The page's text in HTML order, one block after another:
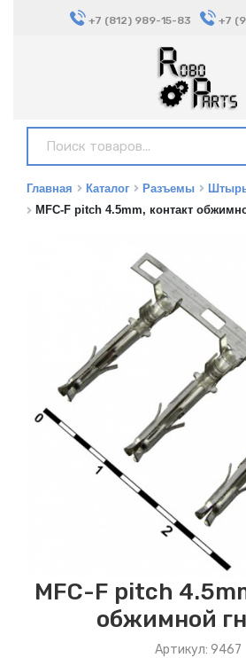
+7 (812) 989-15-83 +7
Главная Каталог Разъемы
MFC-F pitch 4.5mm, контакт
MFC-F pitch
обжимной
Артикул: 9467